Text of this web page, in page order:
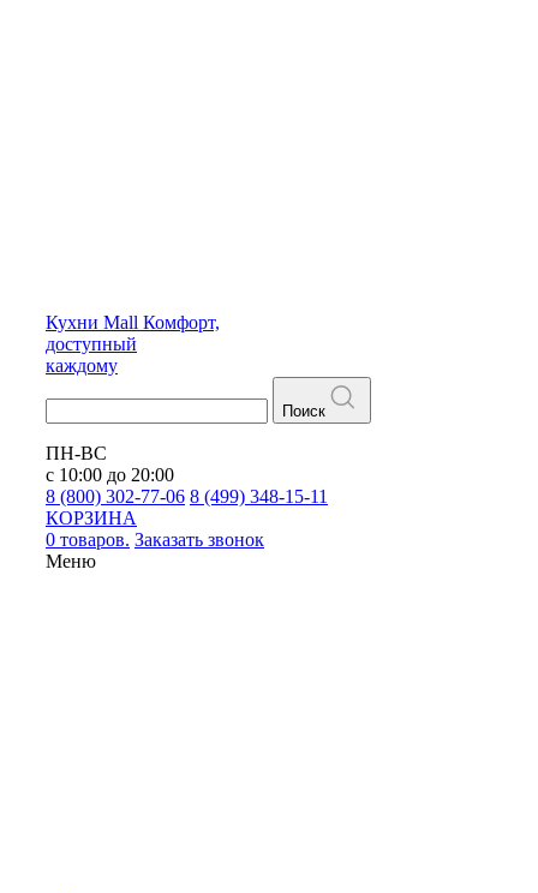
Кухни Mall Комфорт,
доступный
каждому
Поиск
ПН-ВС
с 10:00 до 20:00
8 (800) 302-77-06 8 (499) 348-15-11
КОРЗИНА
0 товаров. Заказать звонок
Меню